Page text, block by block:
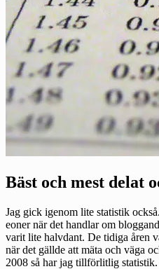
Bäst och mest delat
Jag gick igenom lite statistik
eoner när det handlar om
varit lite halvdant. De tidiga åren
när det gällde att mäta och väga
2008 så har jag tillförlitlig statistik.